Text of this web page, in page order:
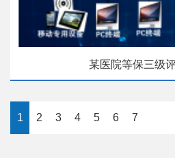
某医院等保三级
1 2 3 4 5 6 7